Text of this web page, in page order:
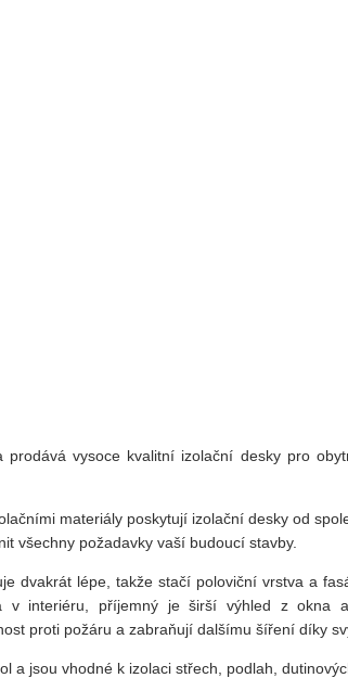
vysoce kvalitní izolační desky pro
materiály poskytují izolační desky od
všechnypožadavky vaší budoucí stavby.
dvakrát lépe, takže stačí poloviční vrstva a
v interiéru, příjemný je širší výhled z okna
proti požáru a zabraňují dalšímu šíření díky
a jsou vhodné k izolaci střech, podlah,